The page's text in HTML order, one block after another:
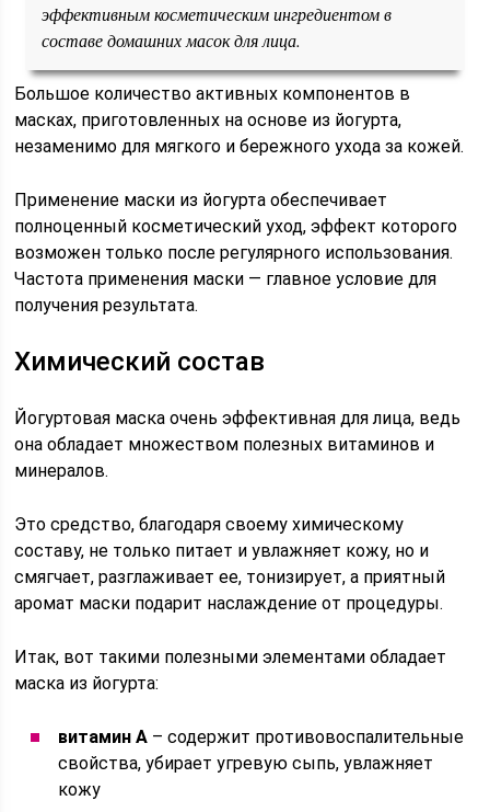
эффективным косметическим ингредиентом в
составе домашних масок для лица.
Большое количество активных компонентов в
масках, приготовленных на основе из йогурта,
незаменимо для мягкого и бережного ухода за кожей.
Применение маски из йогурта обеспечивает
полноценный косметический уход, эффект которого
возможен только после регулярного использования.
Частота применения маски — главное условие для
получения результата.
Химический состав
Йогуртовая маска очень эффективная для лица, ведь
она обладает множеством полезных витаминов и
минералов.
Это средство, благодаря своему химическому
составу, не только питает и увлажняет кожу, но и
смягчает, разглаживает ее, тонизирует, а приятный
аромат маски подарит наслаждение от процедуры.
Итак, вот такими полезными элементами обладает
маска из йогурта:
витамин А – содержит противовоспалительные
свойства, убирает угревую сыпь, увлажняет
кожу